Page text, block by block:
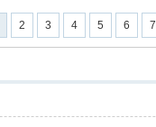
2 3 4 5 6 7